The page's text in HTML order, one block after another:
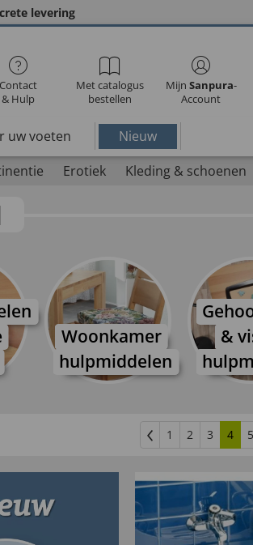
levering
Contact
& Hulp
Met catalogus
bestellen
Mijn Sanpura-
Account
uw voeten
Nieuw
Erotiek Kleding & schoenen
Woonkamer
hulpmiddelen
&
1 2 3 4 5